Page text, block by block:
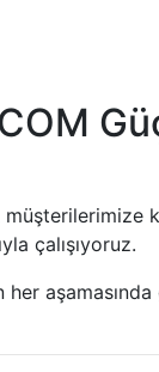
çalışıyoruz.